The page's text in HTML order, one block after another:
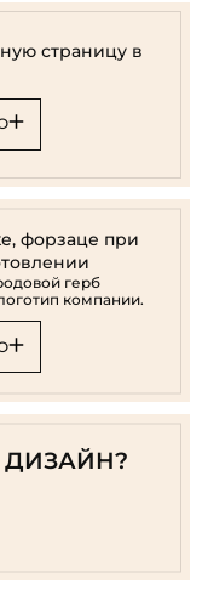
страницу в
форзаце при
герб
компании.